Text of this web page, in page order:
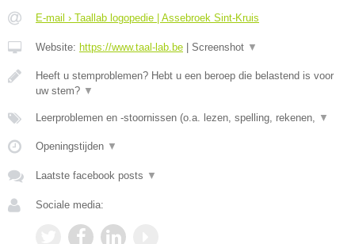
E-mail › Taallab logopedie | Assebroek Sint-Kruis
Website: https://www.taal-lab.be | Screenshot ▼
Heeft u stemproblemen? Hebt u een beroep die belastend is voor
uw stem? ▼
Leerproblemen en -stoornissen (o.a. lezen, spelling, rekenen, ▼
Openingstijden ▼
Laatste facebook posts ▼
Sociale media: